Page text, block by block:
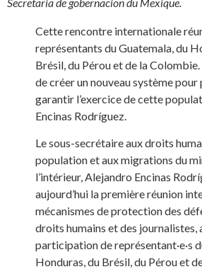
Cette rencontre internationale
représentants du Guatemala, du
Brésil, du Pérou et de la
de créer un nouveau système
garantir l’exercice de cette
Encinas Rodríguez.
Le sous-secrétaire aux droits
population et aux migrations du
l’intérieur, Alejandro Encinas
aujourd’hui la première réunion
mécanismes de protection des
droits humains et des journalistes,
participation de représentant·e·s
Honduras, du Brésil, du Pérou et